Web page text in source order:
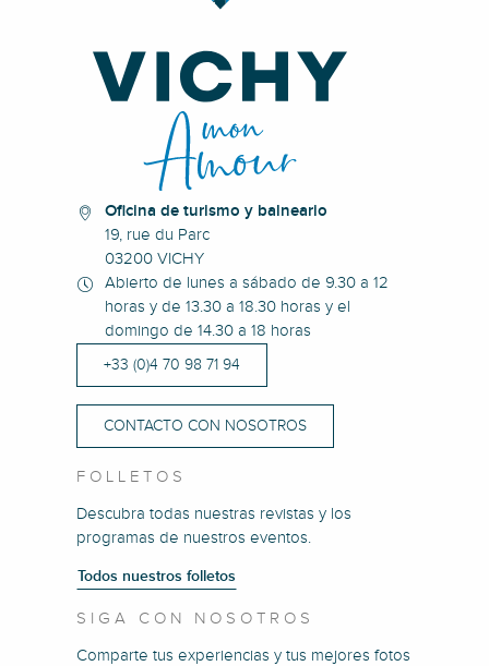
Oficina de turismo y balneario
19, rue du Parc
03200 VICHY
Abierto de lunes a sábado de 9.30 a 12
horas y de 13.30 a 18.30 horas y el
domingo de 14.30 a 18 horas
+33 (0)4 70 98 71 94
CONTACTO CON NOSOTROS
FOLLETOS
Descubra todas nuestras revistas y los
programas de nuestros eventos.
Todos nuestros folletos
SIGA CON NOSOTROS
Comparte tus experiencias y tus mejores fotos